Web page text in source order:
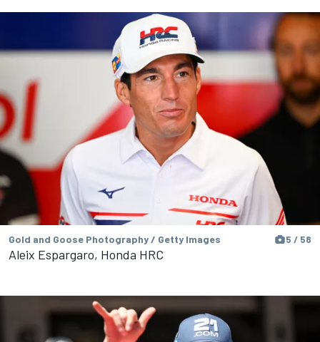
Gold and Goose Photography / Getty Images 5 / 58
Aleix Espargaro, Honda HRC